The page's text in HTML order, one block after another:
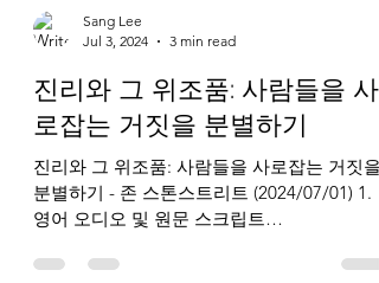
Sang Lee
Jul 3, 2024
3 min read
진리와 그 위조품: 사람들을 사
로잡는 거짓을 분별하기
진리와 그 위조품: 사람들을 사로잡는 거짓을
분별하기 - 존 스톤스트리트 (2024/07/01) 1.
영어 오디오 및 원문 스크립트
counterfeits.../ 2. 한국어...